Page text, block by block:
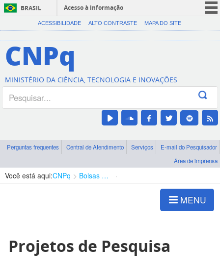
BRASIL
Acesso à informação
CORONAVÍRUS (COVID-19)
Canais
ACESSIBILIDADE ALTO CONTRASTE MAPA DO SITE
CNPq
MINISTÉRIO DA CIÊNCIA, TECNOLOGIA E INOVAÇÕES
Perguntas frequentes Central de Atendimento Serviços
E-mail do Pesquisador
Área de imprensa
Você está aqui:CNPq Bolsas e Auxílios Vigentes
MENU
Projetos de Pesquisa